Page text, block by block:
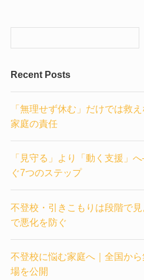
Recent Posts
「無理せず休む」だけでは救
家庭の責任
「見守る」より「動く支援」
ぐ7つのステップ
不登校・引きこもりは段階で
で悪化を防ぐ
不登校に悩む家庭へ｜全国から
場を公開